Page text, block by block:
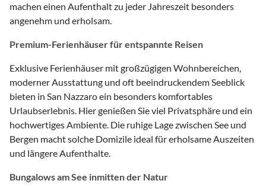
machen einen Aufenthalt zu jeder Jahreszeit besonders
angenehm und erholsam.
Premium-Ferienhäuser für entspannte Reisen
Exklusive Ferienhäuser mit großzügigen Wohnbereichen,
moderner Ausstattung und oft beeindruckendem Seeblick
bieten in San Nazzaro ein besonders komfortables
Urlaubserlebnis. Hier genießen Sie viel Privatsphäre und ein
hochwertiges Ambiente. Die ruhige Lage zwischen See und
Bergen macht solche Domizile ideal für erholsame Auszeiten
und längere Aufenthalte.
Bungalows am See inmitten der Natur